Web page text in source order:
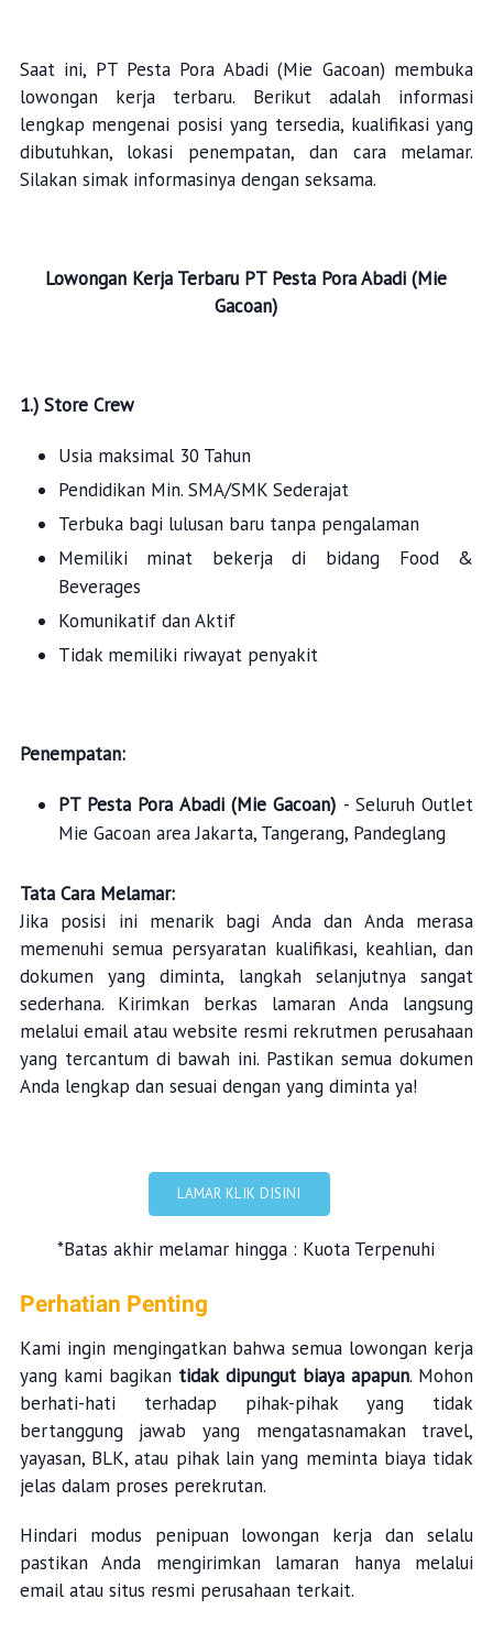
Saat ini, PT Pesta Pora Abadi (Mie Gacoan) membuka
lowongan kerja terbaru. Berikut adalah informasi
lengkap mengenai posisi yang tersedia, kualifikasi yang
dibutuhkan, lokasi penempatan, dan cara melamar.
Silakan simak informasinya dengan seksama.
Lowongan Kerja Terbaru PT Pesta Pora Abadi (Mie
Gacoan)
1.) Store Crew
Usia maksimal 30 Tahun
Pendidikan Min. SMA/SMK Sederajat
Terbuka bagi lulusan baru tanpa pengalaman
Memiliki minat bekerja di bidang Food &
Beverages
Komunikatif dan Aktif
Tidak memiliki riwayat penyakit
Penempatan:
PT Pesta Pora Abadi (Mie Gacoan) - Seluruh Outlet
Mie Gacoan area Jakarta, Tangerang, Pandeglang
Tata Cara Melamar:
Jika posisi ini menarik bagi Anda dan Anda merasa
memenuhi semua persyaratan kualifikasi, keahlian, dan
dokumen yang diminta, langkah selanjutnya sangat
sederhana. Kirimkan berkas lamaran Anda langsung
melalui email atau website resmi rekrutmen perusahaan
yang tercantum di bawah ini. Pastikan semua dokumen
Anda lengkap dan sesuai dengan yang diminta ya!
LAMAR KLIK DISINI
*Batas akhir melamar hingga : Kuota Terpenuhi
Perhatian Penting
Kami ingin mengingatkan bahwa semua lowongan kerja
yang kami bagikan tidak dipungut biaya apapun. Mohon
berhati-hati terhadap pihak-pihak yang tidak
bertanggung jawab yang mengatasnamakan travel,
yayasan, BLK, atau pihak lain yang meminta biaya tidak
jelas dalam proses perekrutan.
Hindari modus penipuan lowongan kerja dan selalu
pastikan Anda mengirimkan lamaran hanya melalui
email atau situs resmi perusahaan terkait.